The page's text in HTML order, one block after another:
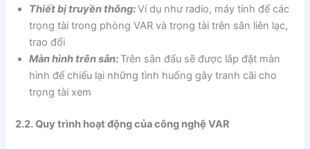
Thiết bị truyền thông:Ví dụ như radio, máy tính để các
trọng tài trong phòng VAR và trọng tài trên sân liên lạc,
trao đổi
Màn hình trên sân: Trên sân đấu sẽ được lắp đặt màn
hình để chiếu lại những tình huống gây tranh cãi cho
trọng tài xem
2.2. Quy trình hoạt động của công nghệ VAR